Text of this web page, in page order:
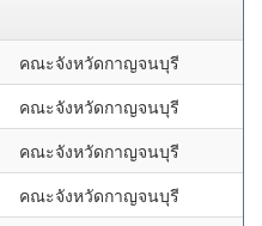
คณะจังหวัดกาญจนบุรี
คณะจังหวัดกาญจนบุรี
คณะจังหวัดกาญจนบุรี
คณะจังหวัดกาญจนบุรี